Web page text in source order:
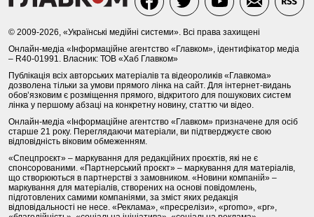
© 2009-2026, «Українські медійні системи». Всі права захищені
Онлайн-медіа «Інформаційне агентство «Главком», ідентифікатор медіа
– R40-01991. Власник: ТОВ «Хаб Главком»
Публікація всіх авторських матеріалів та відеороликів «Главкома»
дозволена тільки за умови прямого лінка на сайт. Для інтернет-видань
обов’язковим є розміщення прямого, відкритого для пошукових систем
лінка у першому абзаці на конкретну новину, статтю чи відео.
Онлайн-медіа «Інформаційне агентство «Главком» призначене для осіб
старше 21 року. Переглядаючи матеріали, ви підтверджуєте свою
відповідність віковим обмеженням.
«Спецпроєкт» – маркування для редакційних проєктів, які не є
спонсорованими. «Партнерський проєкт» – маркування для матеріалів,
що створюються в партнерстві з замовником. «Новини компаній» –
маркування для матеріалів, створених на основі повідомлень,
підготовлених самими компаніями, за зміст яких редакція
відповідальності не несе. «Реклама», «пресрелізи», «promo», «pr»,